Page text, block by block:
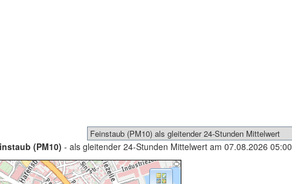
(PM10) - als gleitender 24-Stunden Mittelwert am 07.08.2026 05:00